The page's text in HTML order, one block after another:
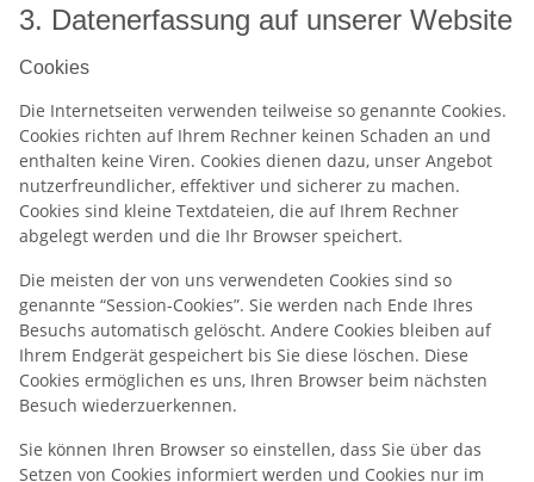
3. Datenerfassung auf unserer Website
Cookies
Die Internetseiten verwenden teilweise so genannte Cookies.
Cookies richten auf Ihrem Rechner keinen Schaden an und
enthalten keine Viren. Cookies dienen dazu, unser Angebot
nutzerfreundlicher, effektiver und sicherer zu machen.
Cookies sind kleine Textdateien, die auf Ihrem Rechner
abgelegt werden und die Ihr Browser speichert.
Die meisten der von uns verwendeten Cookies sind so
genannte “Session-Cookies”. Sie werden nach Ende Ihres
Besuchs automatisch gelöscht. Andere Cookies bleiben auf
Ihrem Endgerät gespeichert bis Sie diese löschen. Diese
Cookies ermöglichen es uns, Ihren Browser beim nächsten
Besuch wiederzuerkennen.
Sie können Ihren Browser so einstellen, dass Sie über das
Setzen von Cookies informiert werden und Cookies nur im